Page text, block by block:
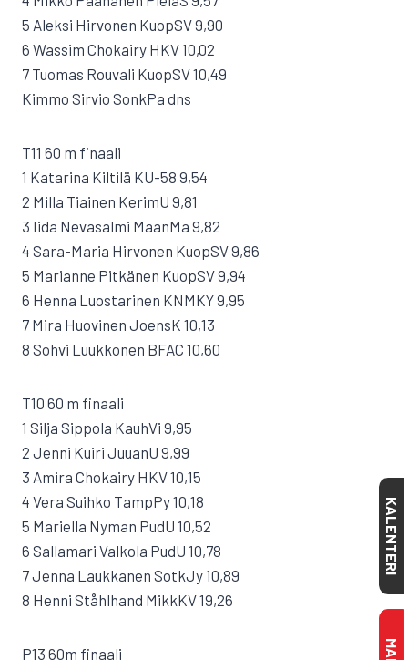
5 Aleksi Hirvonen KuopSV 9,90
6 Wassim Chokairy HKV 10,02
7 Tuomas Rouvali KuopSV 10,49
Kimmo Sirvio SonkPa dns
T11 60 m finaali
1 Katarina Kiltilä KU-58 9,54
2 Milla Tiainen KerimU 9,81
3 Iida Nevasalmi MaanMa 9,82
4 Sara-Maria Hirvonen KuopSV 9,86
5 Marianne Pitkänen KuopSV 9,94
6 Henna Luostarinen KNMKY 9,95
7 Mira Huovinen JoensK 10,13
8 Sohvi Luukkonen BFAC 10,60
T10 60 m finaali
1 Silja Sippola KauhVi 9,95
2 Jenni Kuiri JuuanU 9,99
3 Amira Chokairy HKV 10,15
4 Vera Suihko TampPy 10,18
5 Mariella Nyman PudU 10,52
6 Sallamari Valkola PudU 10,78
7 Jenna Laukkanen SotkJy 10,89
8 Henni Ståhlhand MikkKV 19,26
P13 60m finaali
KALENTERI